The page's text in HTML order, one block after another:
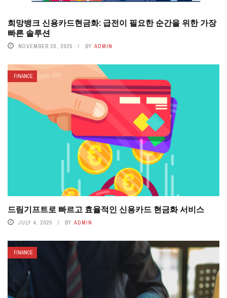
희망뱅크 신용카드현금화: 급전이 필요한 순간을 위한 가장
빠른 솔루션
NOVEMBER 20, 2025 BY ADMIN
FINANCE
드림기프트로 빠르고 효율적인 신용카드 현금화 서비스
JULY 4, 2025 BY ADMIN
FINANCE